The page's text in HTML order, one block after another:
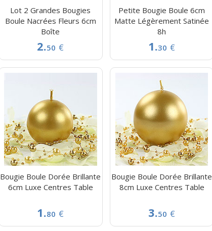
Lot 2 Grandes Bougies
Boule Nacrées Fleurs 6cm
Boîte
2.50 €
Petite Bougie Boule 6cm
Matte Légèrement Satinée
8h
1.30 €
Bougie Boule Dorée Brillante
6cm Luxe Centres Table
1.80 €
Bougie Boule Dorée Brillante
8cm Luxe Centres Table
3.50 €